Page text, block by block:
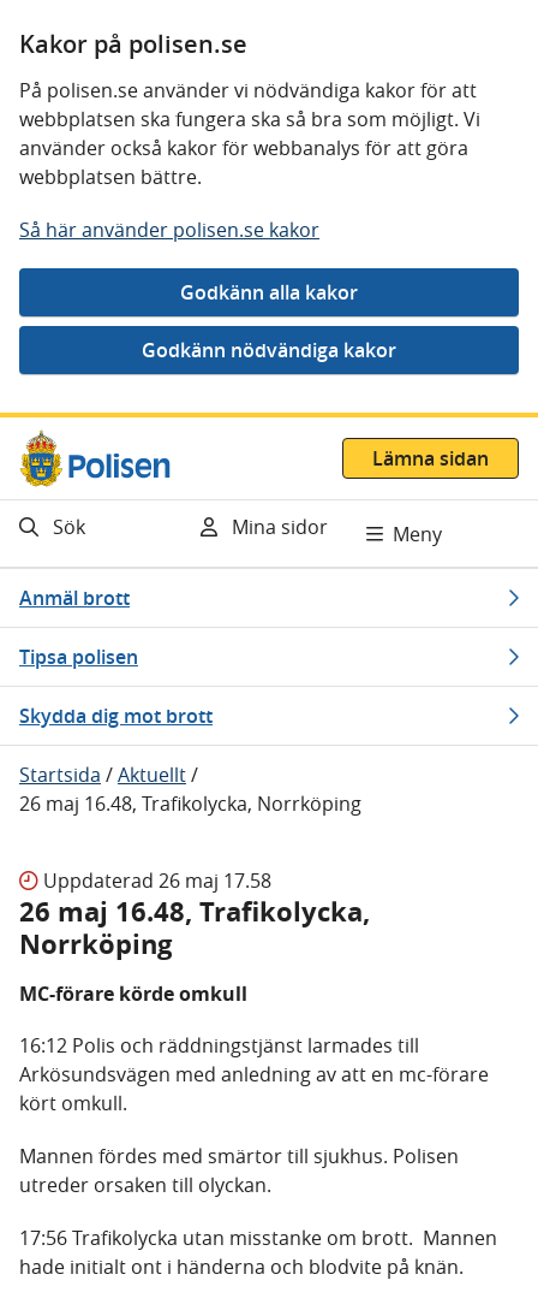
Kakor på polisen.se
På polisen.se använder vi nödvändiga kakor för att
webbplatsen ska fungera ska så bra som möjligt. Vi
använder också kakor för webbanalys för att göra
webbplatsen bättre.
Så här använder polisen.se kakor
Gå direkt till innehåll
Lämna sidan
Sök Mina sidor Meny
Anmäl brott
Tipsa polisen
Skydda dig mot brott
Startsida /Aktuellt/
26 maj 16.48, Trafikolycka, Norrköping
Uppdaterad 26 maj 17.58
26 maj 16.48, Trafikolycka,
Norrköping
MC-förare körde omkull
16:12 Polis och räddningstjänst larmades till
Arkösundsvägen med anledning av att en mc-förare
kört omkull.
Mannen fördes med smärtor till sjukhus. Polisen
utreder orsaken till olyckan.
17:56 Trafikolycka utan misstanke om brott. Mannen
hade initialt ont i händerna och blodvite på knän.